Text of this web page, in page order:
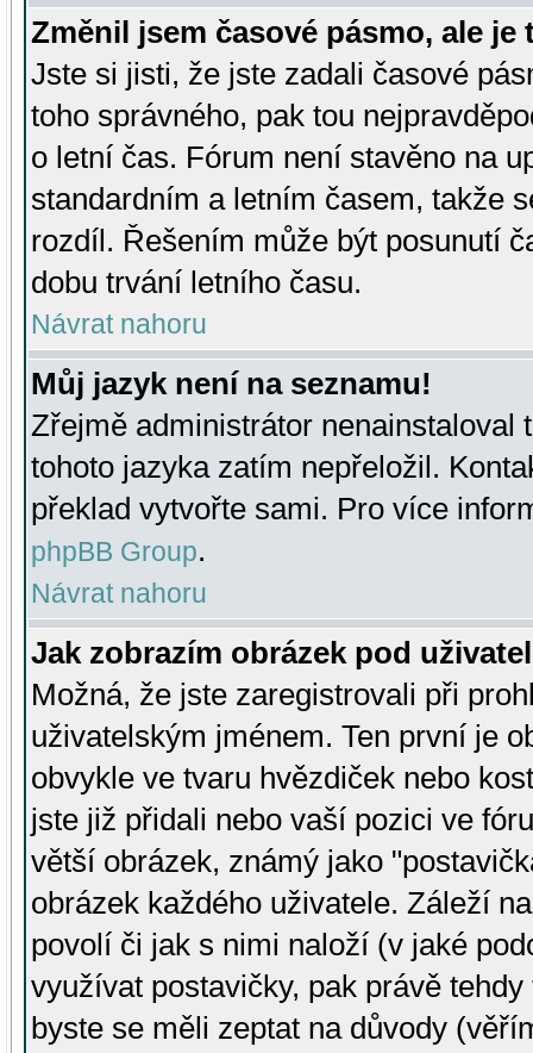
Změnil jsem časové pásmo, ale je
Jste si jisti, že jste zadali časové
toho správného, pak tou
o letní čas. Fórum není stavěno na
standardním a letním časem, takže
rozdíl. Řešením může být posunutí
dobu trvání letního času.
Návrat nahoru
Můj jazyk není na seznamu!
Zřejmě administrátor nenainstaloval
tohoto jazyka zatím nepřeložil.
překlad vytvořte sami. Pro více
phpBB Group.
Návrat nahoru
Jak zobrazím obrázek pod
Možná, že jste zaregistrovali při
uživatelským jménem. Ten první je
obvykle ve tvaru hvězdiček nebo
jste již přidali nebo vaší pozici ve
větší obrázek, známý jako
obrázek každého uživatele. Záleží
povolí či jak s nimi naloží (v jaké
využívat postavičky, pak právě
byste se měli zeptat na důvody